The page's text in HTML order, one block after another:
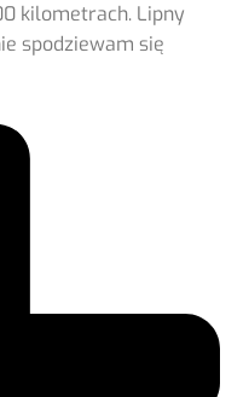
kilometrach. Lipny
spodziewam się